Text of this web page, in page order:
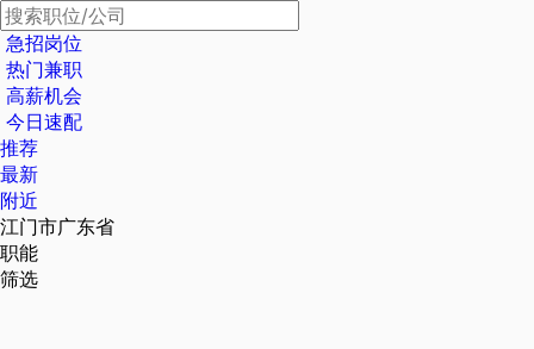
急招岗位
热门兼职
高薪机会
今日速配
推荐
最新
附近
江门市广东省
职能
筛选